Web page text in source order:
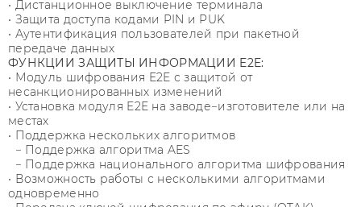
• Дистанционное выключение терминала
• Защита доступа кодами PIN и PUK
• Аутентификация пользователей при пакетной
передаче данных
ФУНКЦИИ ЗАЩИТЫ ИНФОРМАЦИИ E2E:
• Модуль шифрования E2E с защитой от
несанкционированных изменений
• Установка модуля E2E на заводе−изготовителе или на
местах
• Поддержка нескольких алгоритмов
− Поддержка алгоритма AES
− Поддержка национального алгоритма шифрования
• Возможность работы с несколькими алгоритмами
одновременно